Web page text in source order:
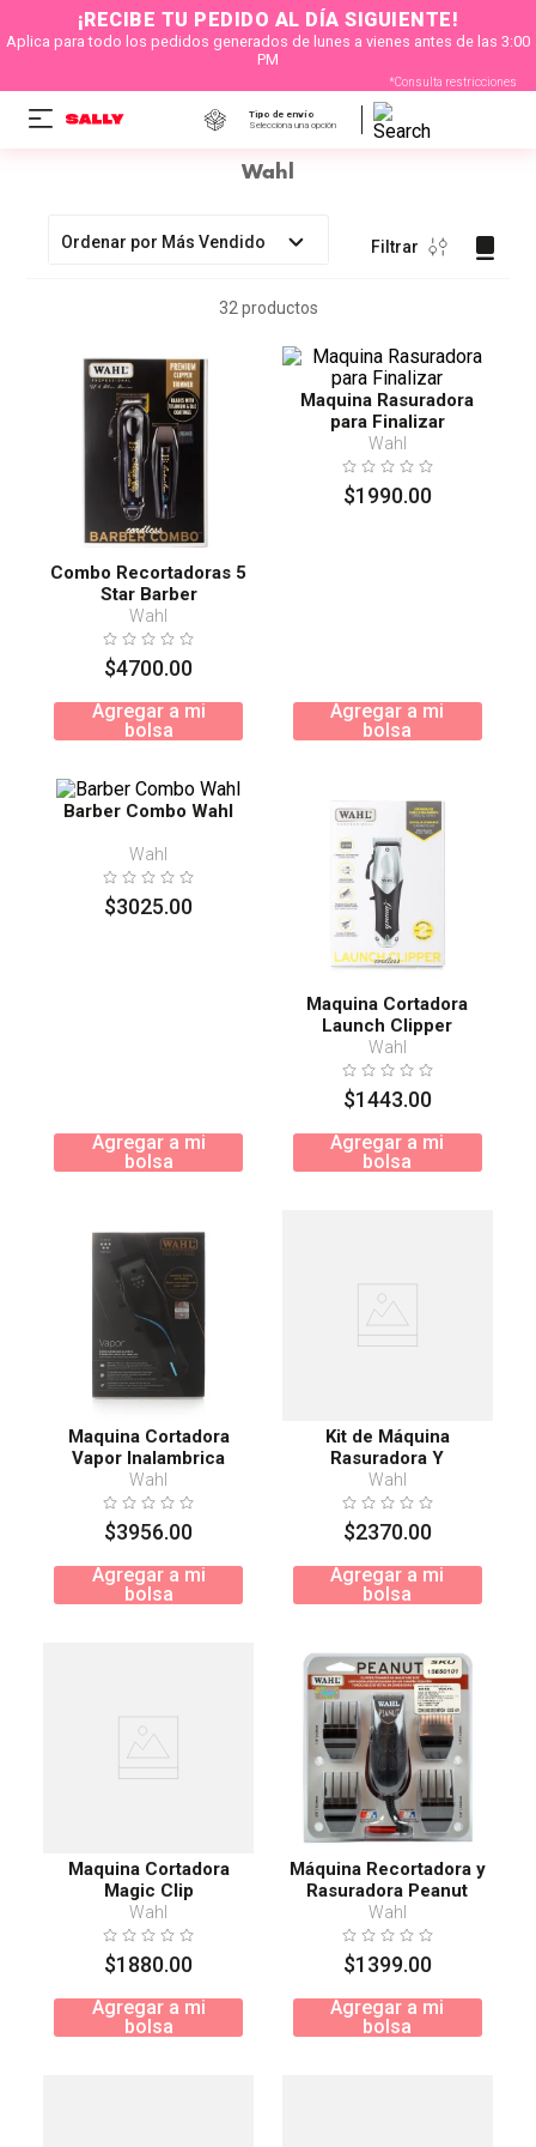
¡RECIBE TU PEDIDO AL DÍA SIGUIENTE!
Aplica para todo los pedidos generados de lunes a vienes antes de las 3:00
PM
*Consulta restricciones
Tipo de envío
Selecciona una opción
Wahl
Ordenar por Más Vendido Filtrar
32productos
Combo Recortadoras 5
Star Barber
Wahl
$4700.00
Agregar a mi
bolsa
Maquina Rasuradora
para Finalizar
Wahl
$1990.00
Agregar a mi
bolsa
Barber Combo Wahl
Wahl
$3025.00
Agregar a mi
bolsa
Maquina Cortadora
Launch Clipper
Wahl
$1443.00
Agregar a mi
bolsa
Maquina Cortadora
Vapor Inalambrica
Wahl
$3956.00
Agregar a mi
bolsa
Kit de Máquina
Rasuradora Y
Recortadora
Wahl
$2370.00
Agregar a mi
bolsa
Maquina Cortadora
Magic Clip
Wahl
$1880.00
Agregar a mi
bolsa
Máquina Recortadora y
Rasuradora Peanut
Wahl
$1399.00
Agregar a mi
bolsa